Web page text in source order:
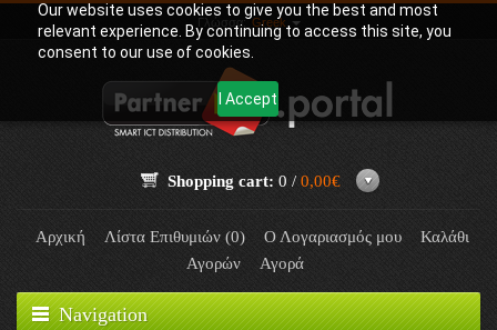
Our website uses cookies to give you the best and most
relevant experience. By continuing to access this site, you
consent to our use of cookies.
I Accept
Γλώσσα:Greek
Shopping cart: 0 / 0,00€
Αρχική Λίστα Επιθυμιών (0) Ο Λογαριασμός μου
Καλάθι
Αγορών
Αγορά
Navigation